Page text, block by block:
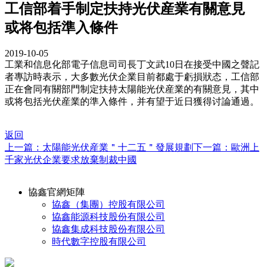
工信部着手制定扶持光伏産業有關意見
或将包括準入條件
2019-10-05
工業和信息化部電子信息司司長丁文武10日在接受中國之聲記
者專訪時表示，大多數光伏企業目前都處于虧損狀态，工信部
正在會同有關部門制定扶持太陽能光伏産業的有關意見，其中
或将包括光伏産業的準入條件，并有望于近日獲得讨論通過。
返回
上一篇：太陽能光伏産業＂十二五＂發展規劃下一篇：歐洲上
千家光伏企業要求放棄制裁中國
協鑫官網矩陣
協鑫（集團）控股有限公司
協鑫能源科技股份有限公司
協鑫集成科技股份有限公司
時代數字控股有限公司